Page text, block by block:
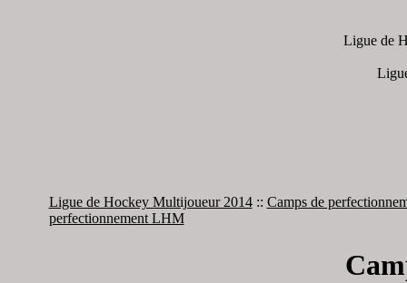
Ligue de
Ligue de Hockey Multijoueur 2014:: Camps de
perfectionnement LHM